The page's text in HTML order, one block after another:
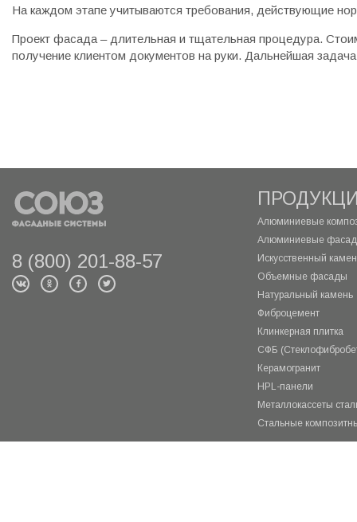
На каждом этапе учитываются требования, действующие
Проект фасада – длительная и тщательная процедура.
получение клиентом документов на руки. Дальнейшая
8 (800) 201-88-57
Алюминиевые
Алюминиевые
Искусственный
Объемные фасады
Натуральный камень
Фиброцемент
Клинкерная плитка
СФБ
Керамогранит
HPL-панели
Металлокассеты
Стальные